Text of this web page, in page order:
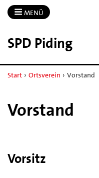
MENÜ
SPD Piding
Start › Ortsverein › Vorstand
Vorstand
Vorsitz